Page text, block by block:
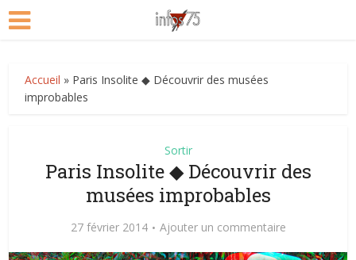
Accueil » Paris Insolite ◆ Découvrir des musées
improbables
Sortir
Paris Insolite ◆ Découvrir des
musées improbables
27 février 2014 Ajouter un commentaire